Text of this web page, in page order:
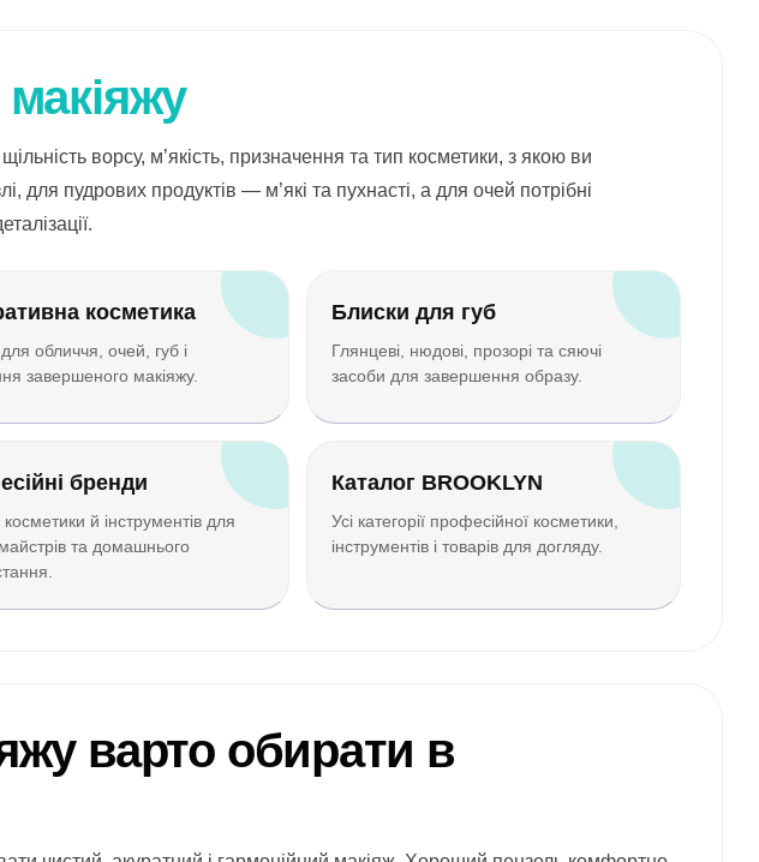
ворсу, м’якість, призначення та тип косметики, з якою ви
для пудрових продуктів — м’які та пухнасті, а для очей потрібні
косметика
обличчя, очей, губ і
завершеного макіяжу.
Блиски для губ
Глянцеві, нюдові, прозорі та сяючі
засоби для завершення образу.
бренди
косметики й інструментів для
та домашнього
Каталог BROOKLYN
Усі категорії професійної косметики,
інструментів і товарів для догляду.
варто обирати в